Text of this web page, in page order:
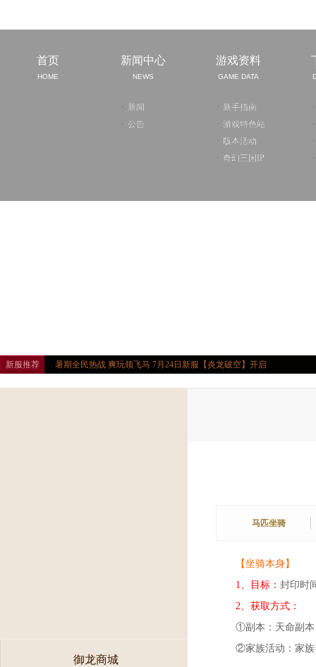
首页
HOME
新闻中心
NEWS
游戏资料
GAME DATA
· 新闻
· 公告
· 新手指南
· 游戏特色站
· 版本活动
· 奇幻三国IP
·
·
·
·
新服推荐 暑期全民热战 爽玩领飞马 7月24日新服【炎龙破空】开启
御龙商城
马匹坐骑
【坐骑本身】
1、目标： 封印时
2、获取方式：
①副本：天命副本
②家族活动：家族